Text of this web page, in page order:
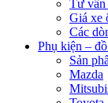
Tư vấn
Giá xe
Các
Phụ kiện –
Sản
Mazda